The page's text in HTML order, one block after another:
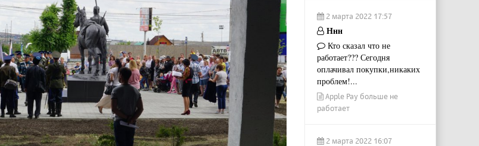
2 марта 2022 17:57
Ннн
Кто сказал что не
работает??? Сегодня
оплачивал покупки,никаких
проблем!...
Apple Pay больше не
работает
2 марта 2022 16:07